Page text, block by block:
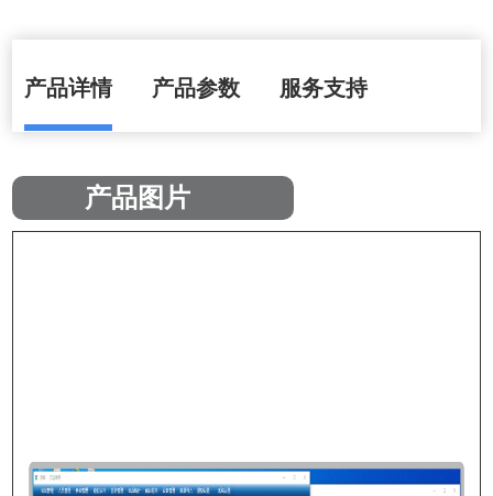
产品详情 产品参数 服务支持
产品图片